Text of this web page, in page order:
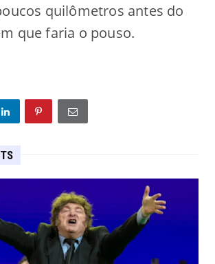
quilômetros antes do
que faria o pouso.